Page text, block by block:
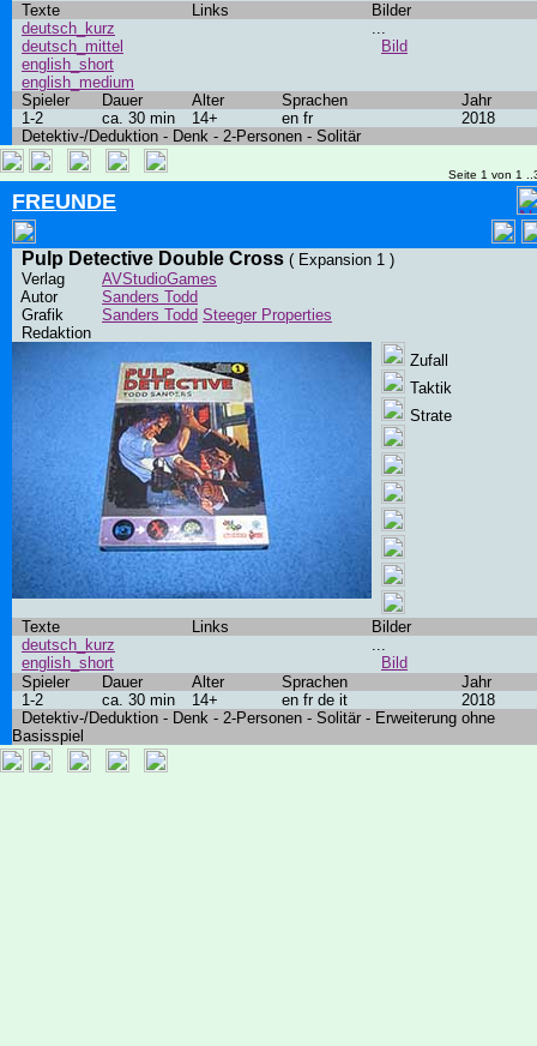
Texte Links
Bilder
deutsch_kurz
deutsch_mittel
english_short
english_medium
...
Bild
Spieler Dauer Alter Sprachen
Jahr
1-2
ca. 30 min 14+ en fr
2018
Detektiv-/Deduktion - Denk - 2-Personen - Solitär
Seite 1 von 1
FREUNDE
Pulp Detective Double Cross ( Expansion 1 )
Verlag
AVStudioGames
Autor
Sanders Todd
Grafik
Sanders Todd Steeger Properties
Redaktion
Zufall
Taktik
Strate
Texte Links
Bilder
deutsch_kurz
english_short
...
Bild
Spieler
Dauer Alter Sprachen
Jahr
1-2
ca. 30 min 14+ en fr de it
2018
Detektiv-/Deduktion - Denk - 2-Personen - Solitär - Erweiterung ohne
Basisspiel